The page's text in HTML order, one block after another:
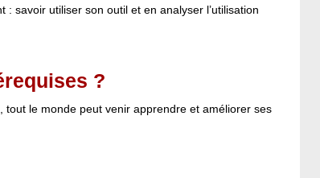
savoir utiliser son outil et en analyser l’utilisation
?
tout le monde peut venir apprendre et améliorer ses